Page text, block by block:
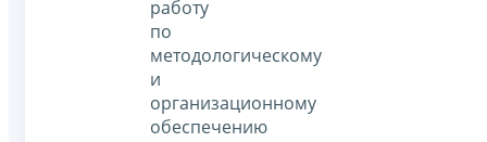
работу
по
методологическому
и
организационному
обеспечению